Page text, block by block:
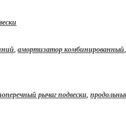
,амортизатор комбинированный
рычаг подвески,